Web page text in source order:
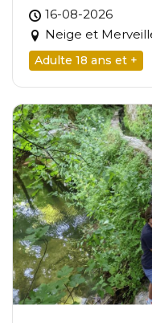
16-08-2026
Neige et
Adulte 18 ans et +